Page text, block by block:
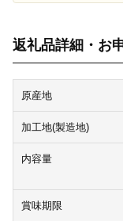
返礼品詳細・お
原産地
加工地(製造地)
内容量
賞味期限